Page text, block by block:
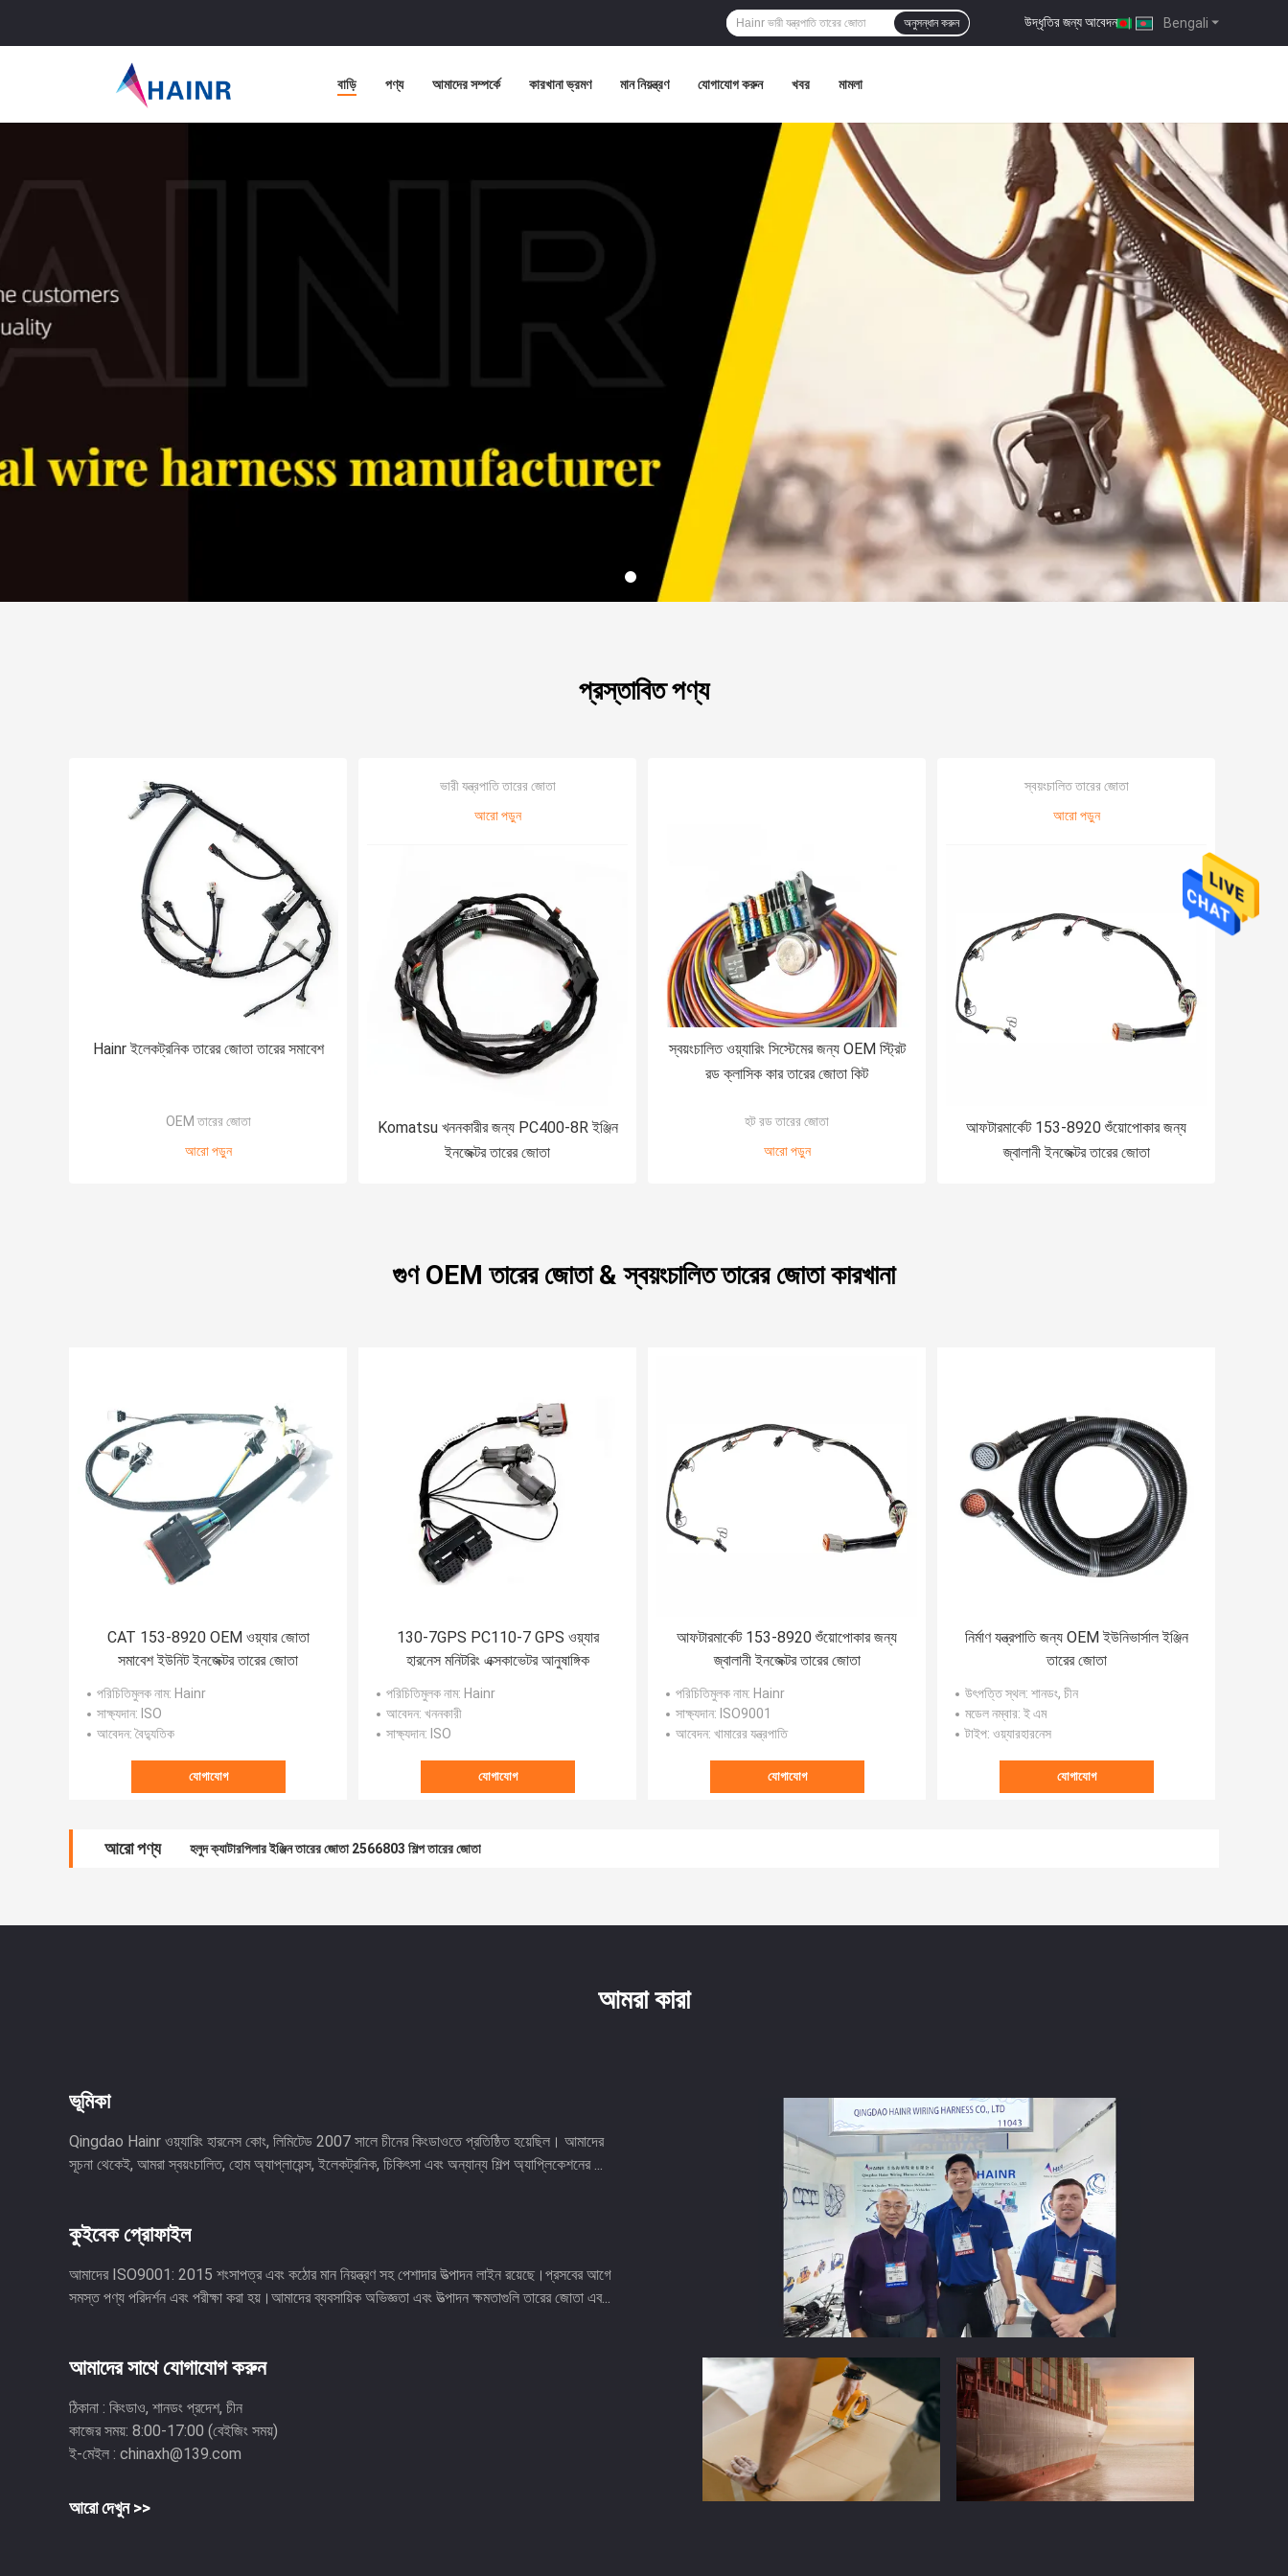
Bengali
উদ্ধৃতির জন্য আবেদন |
অনুসন্ধান করুন
বাড়ি পণ্য আমাদের সম্পর্কে কারখানা ভ্রমণ মান নিয়ন্ত্রণ যোগাযোগ করুন খবর মামলা
প্রস্তাবিত পণ্য
Hainr ইলেকট্রনিক তারের জোতা তারের সমাবেশ
OEM তারের জোতা
আরো পড়ুন
ভারী যন্ত্রপাতি তারের জোতা
আরো পড়ুন
Komatsu খননকারীর জন্য PC400-8R ইঞ্জিন
ইনজেক্টর তারের জোতা
স্বয়ংচালিত ওয়্যারিং সিস্টেমের জন্য OEM স্ট্রিট
রড ক্লাসিক কার তারের জোতা কিট
হট রড তারের জোতা
আরো পড়ুন
স্বয়ংচালিত তারের জোতা
আরো পড়ুন
আফটারমার্কেট 153-8920 শুঁয়োপোকার জন্য
জ্বালানী ইনজেক্টর তারের জোতা
গুণ OEM তারের জোতা & স্বয়ংচালিত তারের জোতা কারখানা
CAT 153-8920 OEM ওয়্যার জোতা
সমাবেশ ইউনিট ইনজেক্টর তারের জোতা
পরিচিতিমুলক নাম: Hainr
সাক্ষ্যদান: ISO
আবেদন: বৈদ্যুতিক
যোগাযোগ
130-7GPS PC110-7 GPS ওয়্যার
হারনেস মনিটরিং এক্সকাভেটর আনুষাঙ্গিক
পরিচিতিমুলক নাম: Hainr
আবেদন: খননকারী
সাক্ষ্যদান: ISO
যোগাযোগ
আফটারমার্কেট 153-8920 শুঁয়োপোকার জন্য
জ্বালানী ইনজেক্টর তারের জোতা
পরিচিতিমুলক নাম: Hainr
সাক্ষ্যদান: ISO9001
আবেদন: খামারের যন্ত্রপাতি
যোগাযোগ
নির্মাণ যন্ত্রপাতি জন্য OEM ইউনিভার্সাল ইঞ্জিন
তারের জোতা
উৎপত্তি স্থল: শানডং, চীন
মডেল নম্বার: ই এম
টাইপ: ওয়্যারহারনেস
যোগাযোগ
আরো পণ্য হলুদ ক্যাটারপিলার ইঞ্জিন তারের জোতা 2566803 শিল্প তারের জোতা
আমরা কারা
ভূমিকা
Qingdao Hainr ওয়্যারিং হারনেস কোং, লিমিটেড 2007 সালে চীনের কিংডাওতে প্রতিষ্ঠিত হয়েছিল। আমাদের
সূচনা থেকেই, আমরা স্বয়ংচালিত, হোম অ্যাপ্লায়েন্স, ইলেকট্রনিক, চিকিৎসা এবং অন্যান্য শিল্প অ্যাপ্লিকেশনের ...
কুইবেক প্রোফাইল
আমাদের ISO9001: 2015 শংসাপত্র এবং কঠোর মান নিয়ন্ত্রণ সহ পেশাদার উত্পাদন লাইন রয়েছে।প্রসবের আগে
সমস্ত পণ্য পরিদর্শন এবং পরীক্ষা করা হয়।আমাদের ব্যবসায়িক অভিজ্ঞতা এবং উত্পাদন ক্ষমতাগুলি তারের জোতা এব...
আমাদের সাথে যোগাযোগ করুন
ঠিকানা : কিংডাও, শানডং প্রদেশ, চীন
কাজের সময়: 8:00-17:00 (বেইজিং সময়)
ই-মেইল : chinaxh@139.com
আরো দেখুন >>